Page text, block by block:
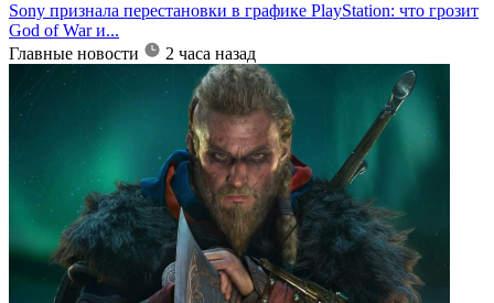
Sony признала перестановки в графике PlayStation: что грозит
God of War и...
Главные новости
2 часа назад